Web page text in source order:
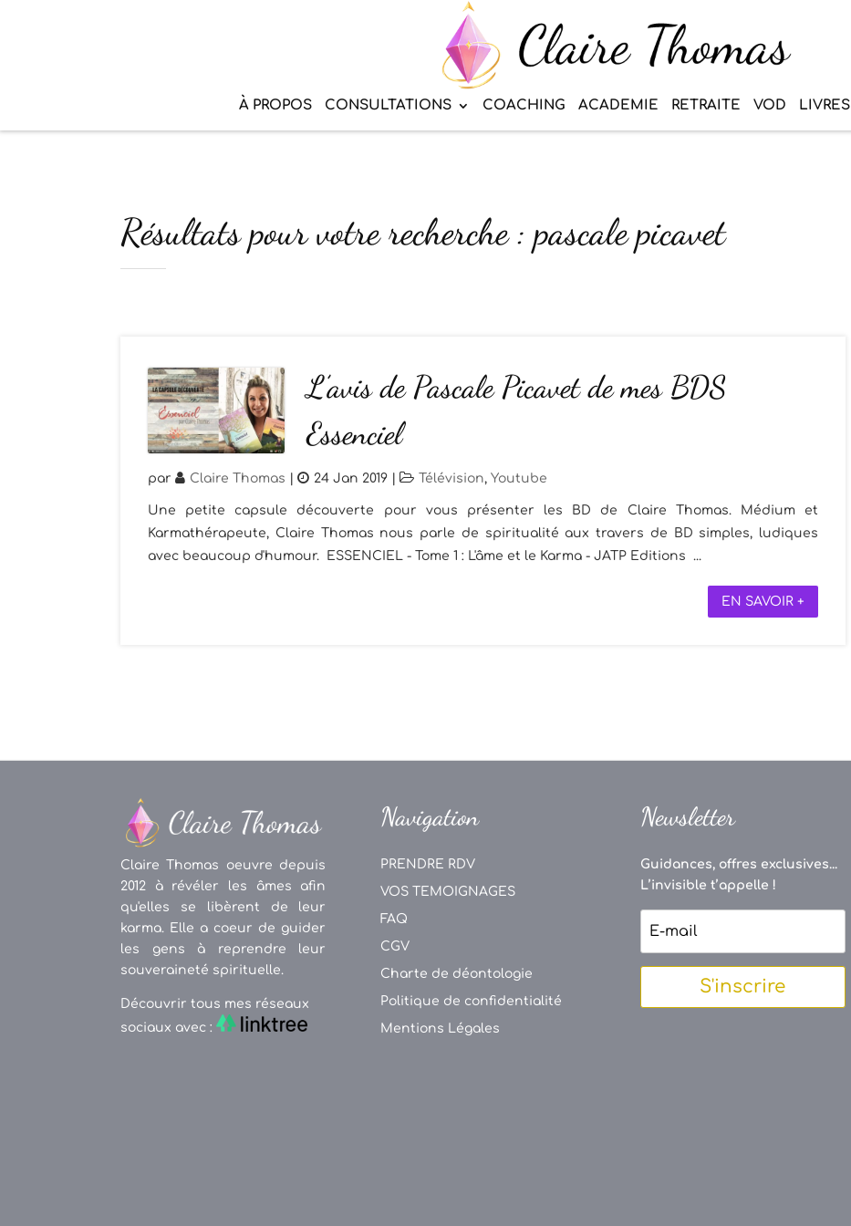
À PROPOS CONSULTATIONS COACHING ACADEMIE RETRAITE VOD LIVRES
Résultats pour votre recherche : pascale picavet
L’avis de Pascale Picavet de mes BDS
Essenciel
par Claire Thomas | 24 Jan 2019 | Télévision, Youtube
Une petite capsule découverte pour vous présenter les BD de Claire Thomas. Médium et
Karmathérapeute, Claire Thomas nous parle de spiritualité aux travers de BD simples, ludiques
avec beaucoup d'humour. ESSENCIEL - Tome 1 : L'âme et le Karma - JATP Editions ...
EN SAVOIR +
Claire Thomas oeuvre depuis
2012 à révéler les âmes afin
qu'elles se libèrent de leur
karma. Elle a coeur de guider
les gens à reprendre leur
souveraineté spirituelle.
Découvrir tous mes réseaux
sociaux avec :
Navigation
PRENDRE RDV
VOS TEMOIGNAGES
FAQ
CGV
Charte de déontologie
Politique de confidentialité
Mentions Légales
Newsletter
Guidances, offres exclusives...
L’invisible t’appelle !
S'inscrire